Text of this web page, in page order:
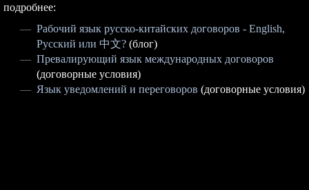
подробнее:
Рабочий язык русско-китайских договоров - English,
Русский или 中文? (блог)
Превалирующий язык международных договоров
(договорные условия)
Язык уведомлений и переговоров (договорные условия)